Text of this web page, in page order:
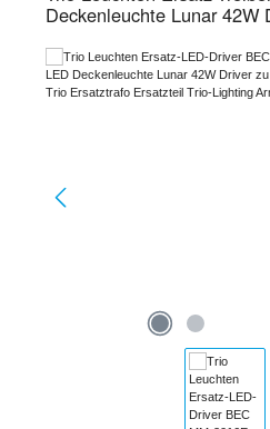
Deckenleuchte Lunar 42W
Bildergalerie überspringen